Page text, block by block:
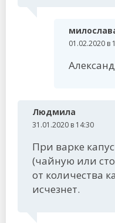
01.02.2020 в
Людмила
31.01.2020 в 14:30
При варке
(чайную или
от количества
исчезнет.